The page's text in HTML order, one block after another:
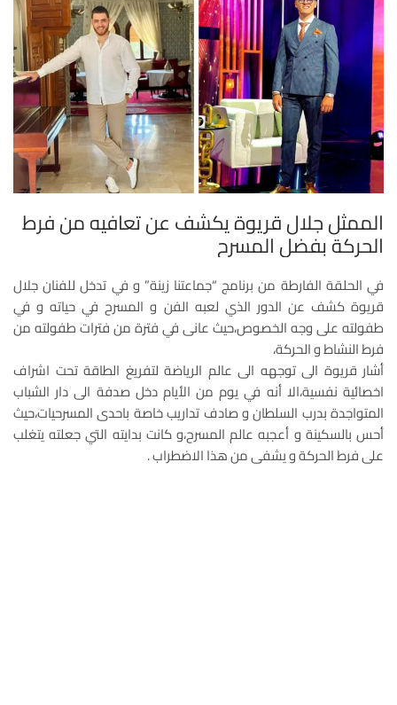
الممثل جلال قريوة يكشف عن تعافيه من فرط
الحركة بفضل المسرح
في الحلقة الفارطة من برنامج “جماعتنا زينة” و في تدخل للفنان جلال
قريوة كشف عن الدور الذي لعبه الفن و المسرح في حياته و في
طفولته على وجه الخصوص،حيث عانى في فترة من فترات طفولته من
فرط النشاط و الحركة،
أشار قريوة الى توجهه الى عالم الرياضة لتفريغ الطاقة تحت اشراف
اخصائية نفسية،الا أنه في يوم من الأيام دخل صدفة الى دار الشباب
المتواجدة بدرب السلطان و صادف تداريب خاصة باحدى المسرحيات،حيث
أحس بالسكينة و أعجبه عالم المسرح،و كانت بدايته التي جعلته يتغلب
على فرط الحركة و يشفى من هذا الاضطراب .